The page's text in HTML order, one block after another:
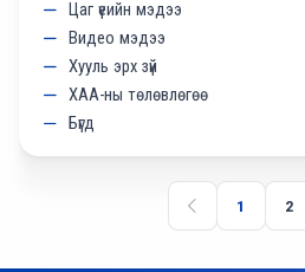
Цаг үеийн мэдээ
Видео мэдээ
Хууль эрх зүй
ХАА-ны төлөвлөгөө
Бүгд
1 2